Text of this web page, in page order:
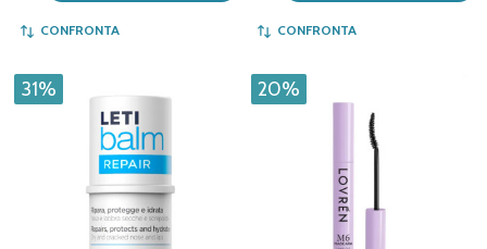
CONFRONTA CONFRONTA
31% 20%